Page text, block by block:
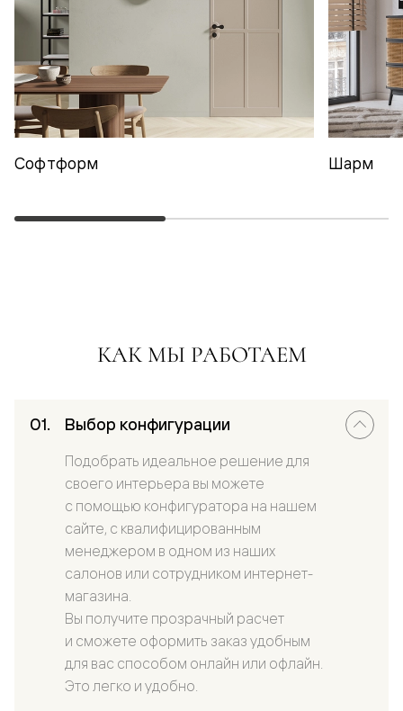
Софтформ Шарм
КАК МЫ РАБОТАЕМ
Выбор конфигурации
Подобрать идеальное решение для
своего интерьера вы можете
с помощью конфигуратора на нашем
сайте, с квалифицированным
менеджером в одном из наших
салонов или сотрудником интернет-
магазина.
Вы получите прозрачный расчет
и сможете оформить заказ удобным
для вас способом онлайн или офлайн.
Это легко и удобно.